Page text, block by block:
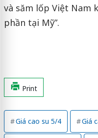
và săm lốp Việt Nam
phần tại Mỹ”.
Print
Giá cao su 5/4 Giá